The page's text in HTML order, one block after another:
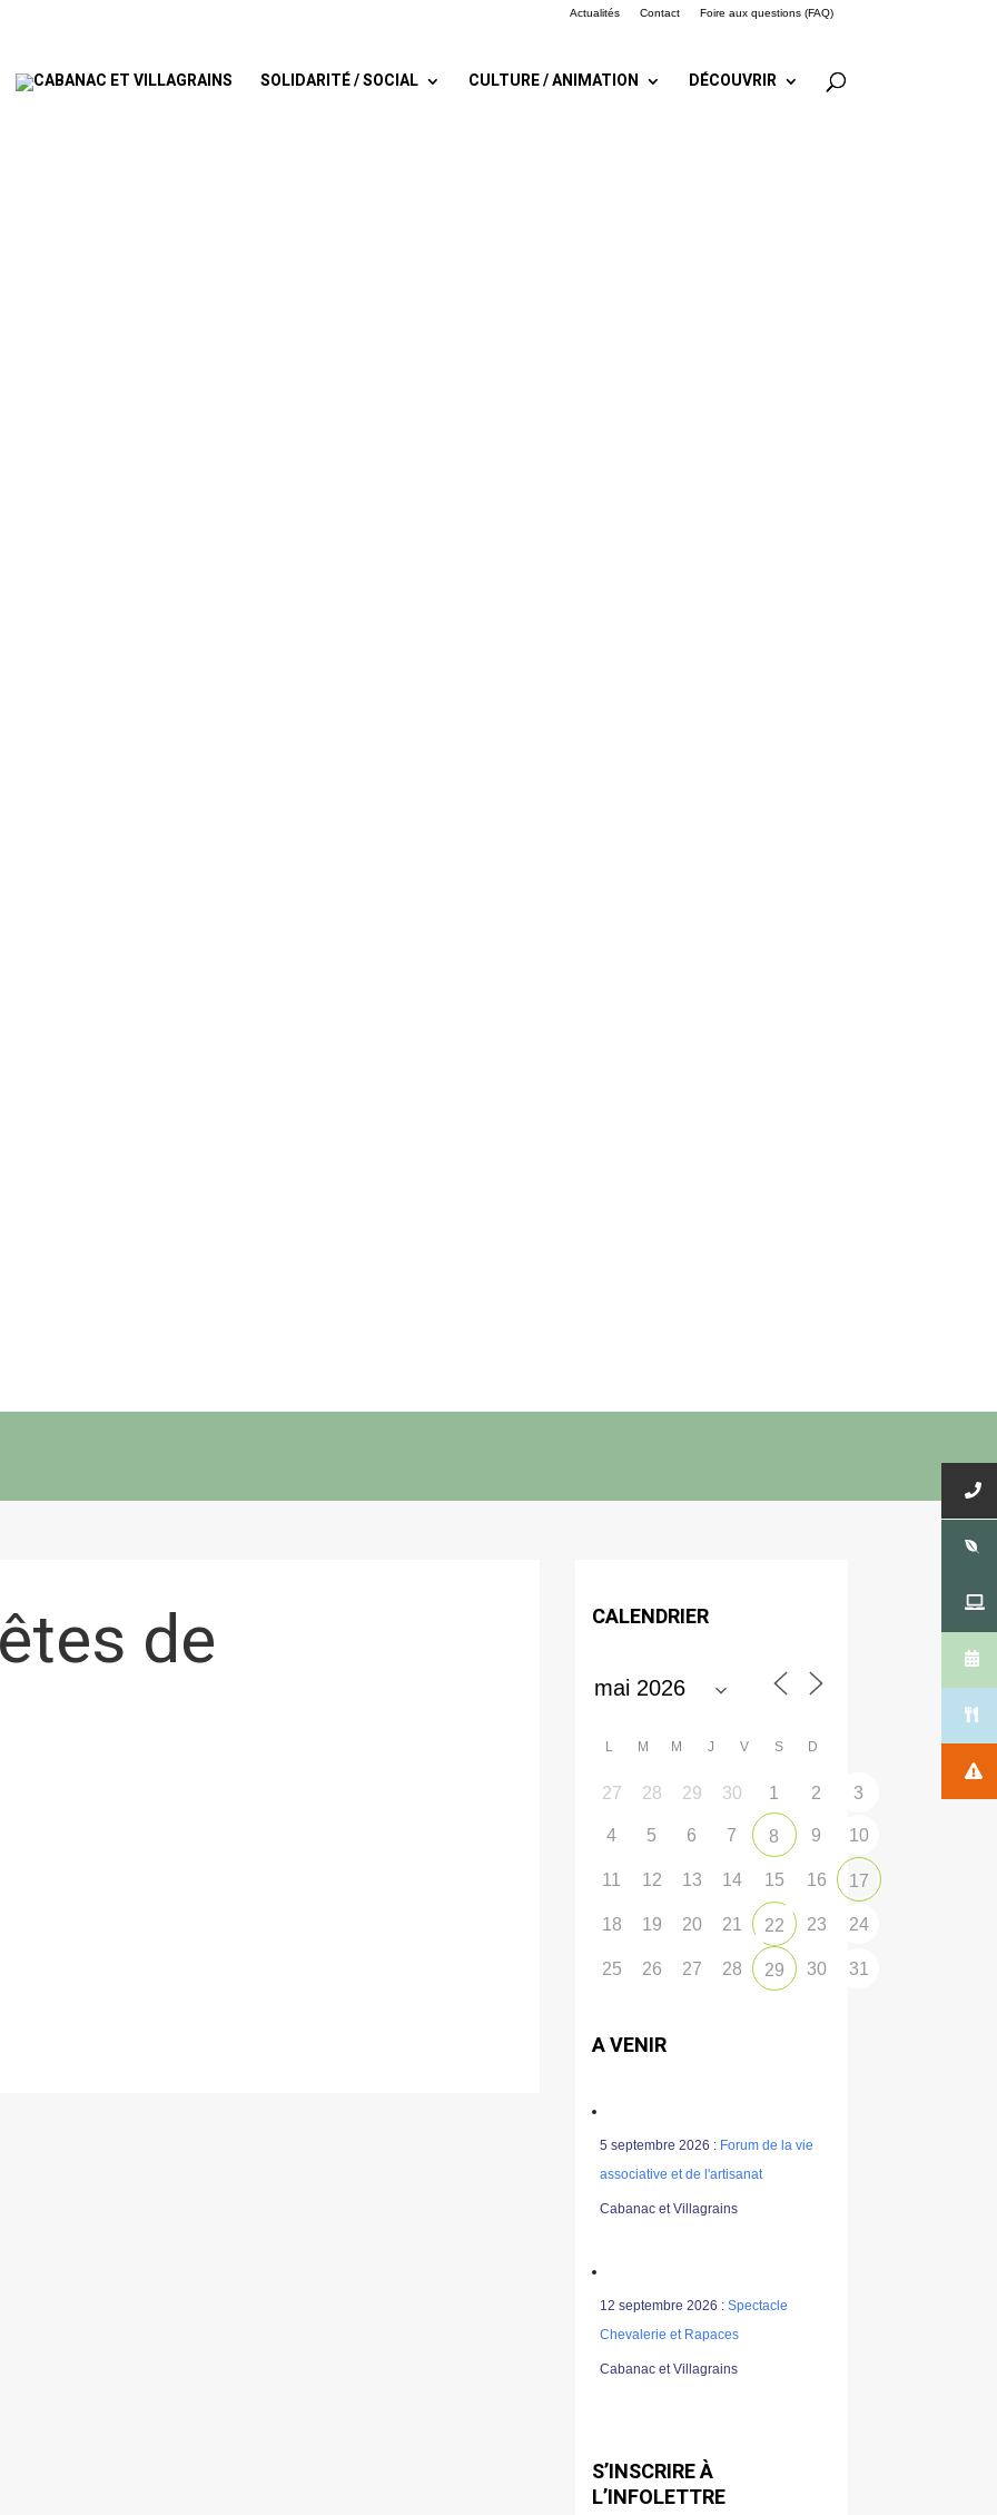
Actualités Contact Foire aux questions (FAQ)
SOLIDARITÉ / SOCIAL CULTURE / ANIMATION DÉCOUVRIR
de CALENDRIER
L M M J V S D
27 28 29 30 1 2 3
4 5 6 7 8 9 10
11 12 13 14 15 16 17
18 19 20 21 22 23 24
25 26 27 28 29 30 31
A VENIR
5 septembre 2026 : Forum de la vie
associative et de l'artisanat
Cabanac et Villagrains
12 septembre 2026 :Spectacle
Chevalerie et Rapaces
Cabanac et Villagrains
S’INSCRIRE À
L’INFOLETTRE